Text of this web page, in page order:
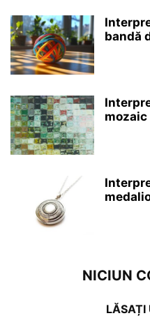
bandă
NICIUN
LĂSAȚI